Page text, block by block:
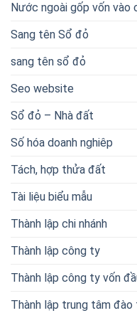
Nước ngoài gốp vốn vào
Sang tên Sổ đỏ
sang tên sổ đỏ
Seo website
Sổ đỏ – Nhà đất
Số hóa doanh nghiêp
Tách, hợp thửa đất
Tài liệu biểu mẫu
Thành lập chi nhánh
Thành lập công ty
Thành lập công ty vốn
Thành lập trung tâm đào